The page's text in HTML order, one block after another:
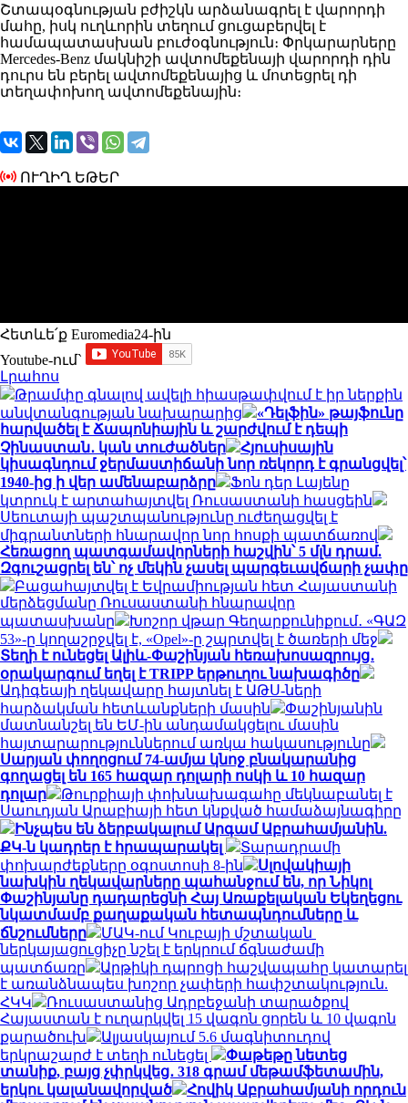
Շտապօգնության բժիշկն արձանագրել է վարորդի
մահը, իսկ ուղևորին տեղում ցուցաբերվել է
համապատասխան բուժօգնություն։ Փրկարարները
Mercedes-Benz մակնիշի ավտոմեքենայի վարորդի դին
դուրս են բերել ավտոմեքենայից և մոտեցրել դի
տեղափոխող ավտոմեքենային։
ՈՒՂԻՂ ԵԹԵՐ
Հետևե՛ք Euromedia24-ին
Youtube-ում`
Լրահոս
Թրամփը գնալով ավելի հիասթափվում է իր ներքին
անվտանգության նախարարից
«Դելֆին» թայֆունը
հարվածել է Ճապոնիային և շարժվում է դեպի
Չինաստան․ կան տուժածներ
Հյուսիսային
կիսագնդում ջերմաստիճանի նոր ռեկորդ է գրանցվել՝
1940-ից ի վեր ամենաբարձրը
Ֆոն դեր Լայենը
կտրուկ է արտահայտվել Ռուսաստանի հասցեին
Սեուտայի ​​պաշտպանությունը ուժեղացվել է
միգրանտների հնարավոր նոր հոսքի պատճառով
Հեռացող պատգամավորների հաշվին՝ 5 մլն դրամ.
Զգուշացրել են՝ ոչ մեկին չասել պարգեւավճարի չափը
Բացահայտվել է Եվրամիության հետ Հայաստանի
մերձեցմանը Ռուսաստանի հնարավոր
պատասխանը
Խոշոր վթար Գեղարքունիքում․ «ԳԱԶ
53»-ը կողաշրջվել է, «Opel»-ը շպրտվել է ծառերի մեջ
Տեղի է ունեցել Ալիև-Փաշինյան հեռախոսազրույց․
օրակարգում եղել է TRIPP երթուղու նախագիծը
Ադիգեայի ղեկավարը հայտնել է ԱԹՍ-ների
հարձակման հետևանքների մասին
Փաշինյանին
մատնանշել են ԵՄ-ին անդամակցելու մասին
հայտարարություններում առկա հակասությունը
Սարյան փողոցում 74-ամյա կնոջ բնակարանից
գողացել են 165 հազար դոլարի ոսկի և 10 հազար
դոլար
Թուրքիայի փոխնախագահը մեկնաբանել է
Սաուդյան Արաբիայի հետ կնքված համաձայնագիրը
Ինչպես են ձերբակալում Արգամ Աբրահամյանին.
ՔԿ-ն կադրեր է հրապարակել
Տարադրամի
փոխարժեքները օգոստոսի 8-ին
Սլովակիայի
նախկին ղեկավարները պահանջում են, որ Նիկոլ
Փաշինյանը դադարեցնի Հայ Առաքելական Եկեղեցու
նկատմամբ քաղաքական հետապնդումները և
ճնշումները
ՄԱԿ-ում Կուբայի մշտական ​​
ներկայացուցիչը նշել է երկրում ճգնաժամի
պատճառը
Արթիկի դպրոցի հաշվապահը կատարել
է առանձնապես խոշոր չափերի հափշտակություն.
ՀԿԿ
Ռուսաստանից Ադրբեջանի տարածքով
Հայաստան է ուղարկվել 15 վագոն ցորեն և 10 վագոն
քարածուխ
Ալյասկայում 5.6 մագնիտուդով
երկրաշարժ է տեղի ունեցել
Փաթեթը նետեց
տանիք, բայց չփրկվեց․ 318 գրամ մեթամֆետամին,
երկու կալանավորված
Հովիկ Աբրահամյանի որդուն